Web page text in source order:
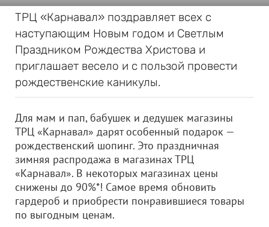
ТРЦ «Карнавал» поздравляет всех с
наступающим Новым годом и Светлым
Праздником Рождества Христова и
приглашает весело и с пользой провести
рождественские каникулы.
Для мам и пап, бабушек и дедушек магазины
ТРЦ «Карнавал» дарят особенный подарок —
рождественский шопинг. Это праздничная
зимняя распродажа в магазинах ТРЦ
«Карнавал». В некоторых магазинах цены
снижены до 90%*! Самое время обновить
гардероб и приобрести понравившиеся товары
по выгодным ценам.